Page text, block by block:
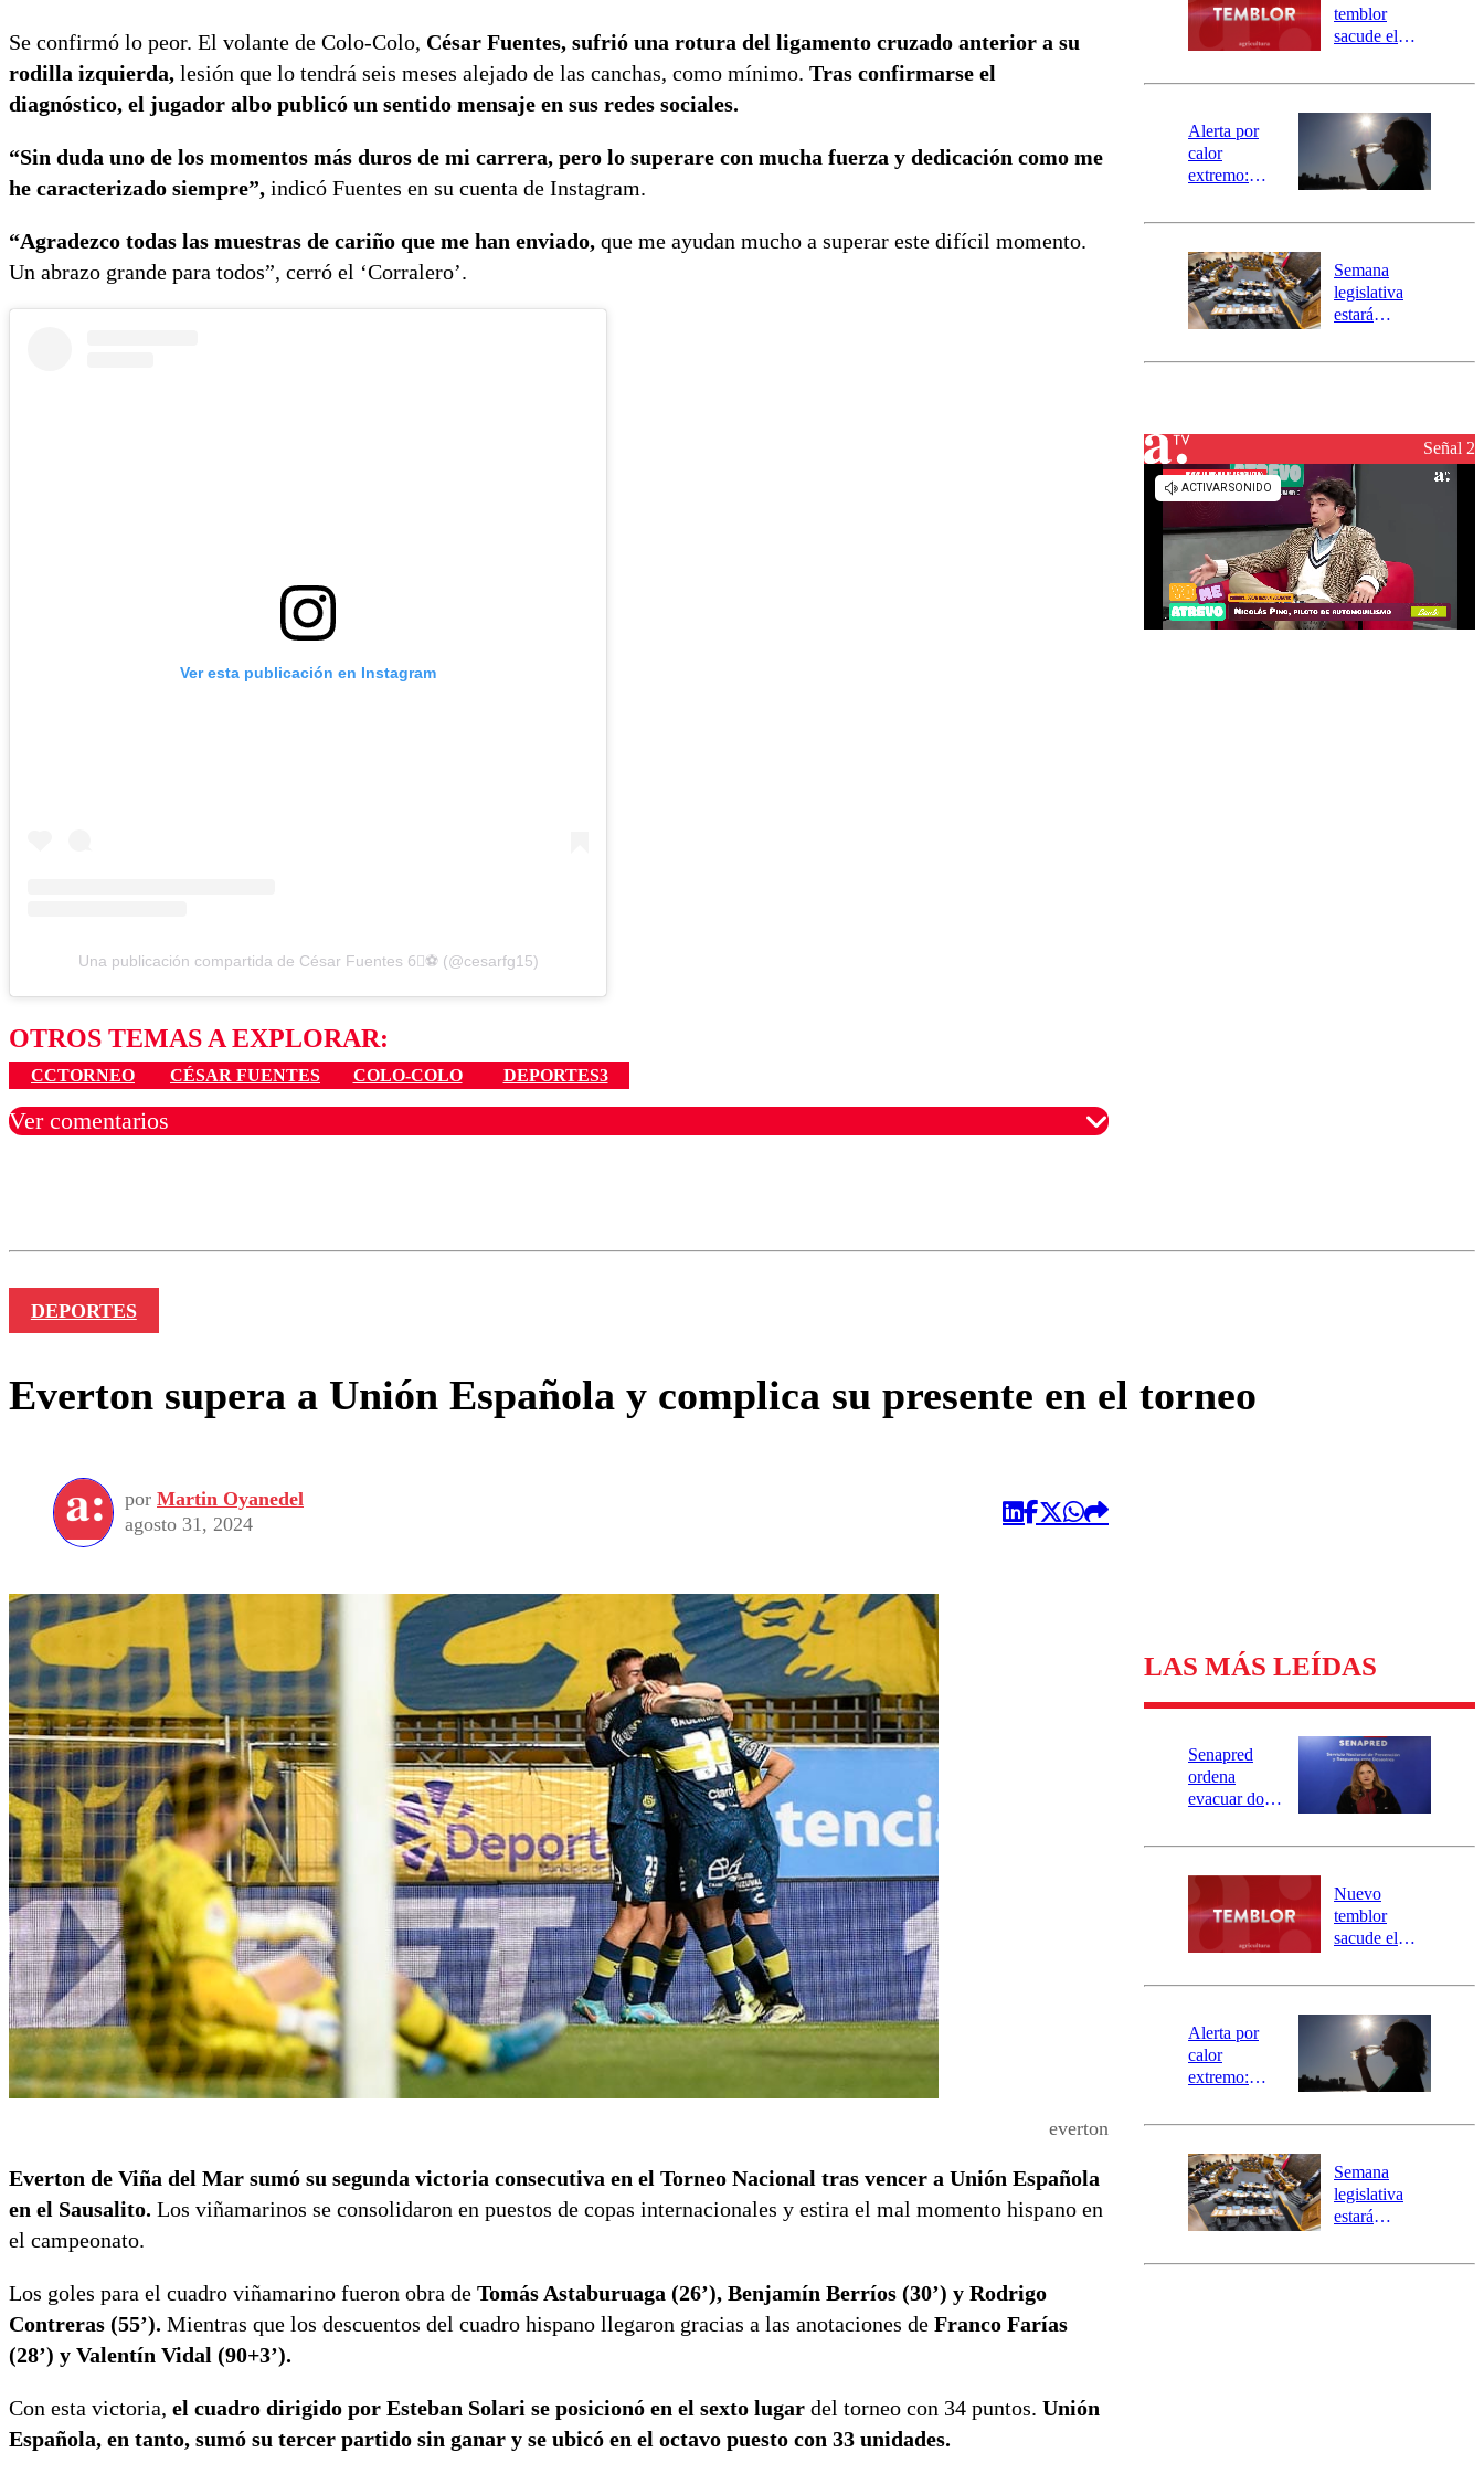
Se confirmó lo peor. El volante de Colo-Colo, César Fuentes, sufrió una rotura del ligamento cruzado anterior a su
rodilla izquierda, lesión que lo tendrá seis meses alejado de las canchas, como mínimo. Tras confirmarse el
diagnóstico, el jugador albo publicó un sentido mensaje en sus redes sociales.
“Sin duda uno de los momentos más duros de mi carrera, pero lo superare con mucha fuerza y dedicación como me
he caracterizado siempre”, indicó Fuentes en su cuenta de Instagram.
“Agradezco todas las muestras de cariño que me han enviado, que me ayudan mucho a superar este difícil momento.
Un abrazo grande para todos”, cerró el ‘Corralero’.
Ver esta publicación en Instagram
Una publicación compartida de César Fuentes 6⃣⚽️ (@cesarfg15)
OTROS TEMAS A EXPLORAR:
CCTORNEO CÉSAR FUENTES COLO-COLO DEPORTES3
Ver comentarios
activa
mensajería
SAE
temblor
sacude el
revisa la
epicentro
Alerta por
calor
extremo:
activa Alerta
Preventiva en
tres comunas
Semana
legislativa
estará
el fin de la
reconstrucciónSeñal 2
DEPORTES
Everton supera a Unión Española y complica su presente en el torneo
por Martin Oyanedel
agosto 31, 2024
everton
Everton de Viña del Mar sumó su segunda victoria consecutiva en el Torneo Nacional tras vencer a Unión Española
en el Sausalito. Los viñamarinos se consolidaron en puestos de copas internacionales y estira el mal momento hispano en
el campeonato.
Los goles para el cuadro viñamarino fueron obra de Tomás Astaburuaga (26’), Benjamín Berríos (30’) y Rodrigo
Contreras (55’). Mientras que los descuentos del cuadro hispano llegaron gracias a las anotaciones de Franco Farías
(28’) y Valentín Vidal (90+3’).
Con esta victoria, el cuadro dirigido por Esteban Solari se posicionó en el sexto lugar del torneo con 34 puntos. Unión
Española, en tanto, sumó su tercer partido sin ganar y se ubicó en el octavo puesto con 33 unidades.
LAS MÁS LEÍDAS
Senapred
ordena
evacuar dos
Carahue por
río Damas:
activa
mensajería
SAE
Nuevo
temblor
sacude el
revisa la
epicentro
Alerta por
calor
extremo:
activa Alerta
Preventiva en
tres comunas
Semana
legislativa
estará
el fin de la